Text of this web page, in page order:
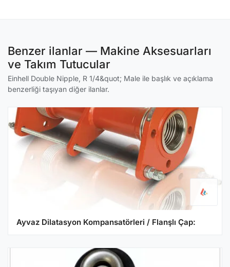
Benzer ilanlar — Makine Aksesuarları
ve Takım Tutucular
Einhell Double Nipple, R 1/4&quot; Male ile başlık ve açıklama
benzerliği taşıyan diğer ilanlar.
Ayvaz Dilatasyon Kompansatörleri / Flanşlı Çap: